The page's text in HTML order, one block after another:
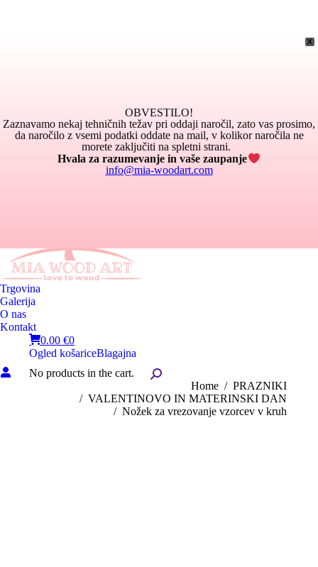
X
OBVESTILO!
Zaznavamo nekaj tehničnih težav pri oddaji naročil, zato vas prosimo,
da naročilo z vsemi podatki oddate na mail, v kolikor naročila ne
morete zaključiti na spletni strani.
Hvala za razumevanje in vaše zaupanje
info@mia-woodart.com
Trgovina
Galerija
O nas
Kontakt
0.00 €0
Ogled košariceBlagajna
No products in the cart.
Search:
Home
PRAZNIKI
VALENTINOVO IN MATERINSKI DAN
Nožek za vrezovanje vzorcev v kruh